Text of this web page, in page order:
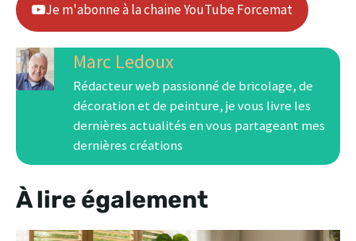
Je m'abonne à la chaine YouTube Forcemat
Marc Ledoux
Rédacteur web passionné de bricolage, de
décoration et de peinture, je vous livre les
dernières actualités en vous partageant mes
dernières créations
À lire également